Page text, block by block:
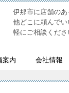
伊那市に店舗の
他どこに頼んで
軽にご相談くだ
案内 会社情報